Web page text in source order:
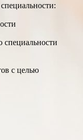
специальности
с целью